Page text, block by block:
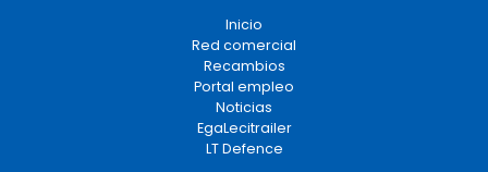
Inicio
Red comercial
Recambios
Portal empleo
Noticias
EgaLecitrailer
LT Defence